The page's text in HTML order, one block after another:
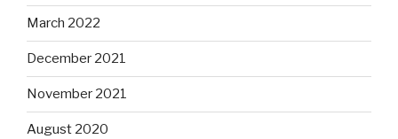
March 2022
December 2021
November 2021
August 2020